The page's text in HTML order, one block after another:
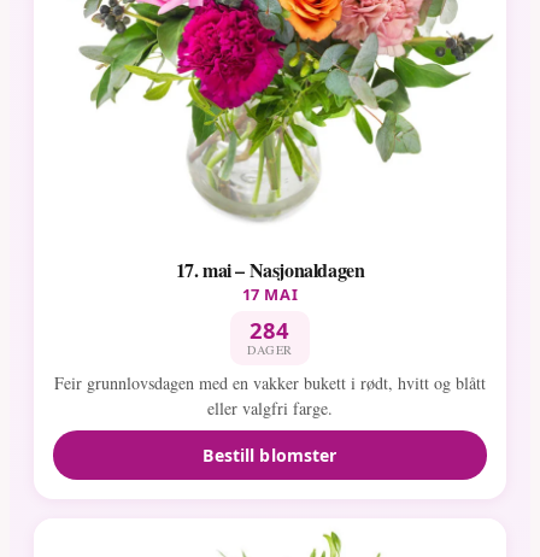
17. mai – Nasjonaldagen
17 MAI
284
DAGER
Feir grunnlovsdagen med en vakker bukett i rødt, hvitt og blått
eller valgfri farge.
Bestill blomster